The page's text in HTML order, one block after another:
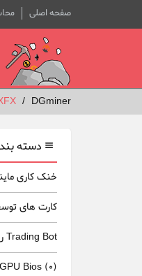
صفحه اصلی
DGminer
دسته
خنک کاری
کارت های
Trading Bot روبات معامله گر
Bios (0)